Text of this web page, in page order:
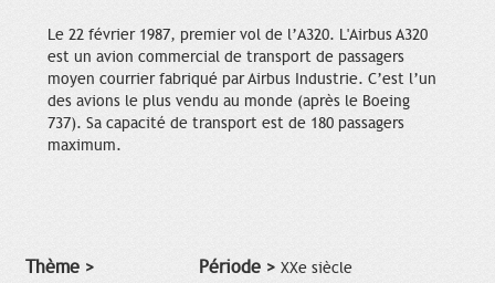
Le 22 février 1987, premier vol de l’A320. L'Airbus A320
est un avion commercial de transport de passagers
moyen courrier fabriqué par Airbus Industrie. C’est l’un
des avions le plus vendu au monde (après le Boeing
737). Sa capacité de transport est de 180 passagers
maximum.
Thème > Période > XXe siècle